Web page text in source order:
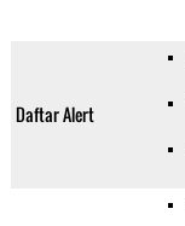
Daftar Alert